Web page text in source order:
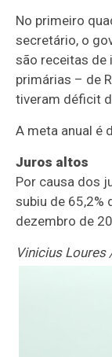
No primeiro
secretário, o
são receitas de
primárias – de
tiveram déficit
A meta anual é
Juros altos
Por causa dos
subiu de 65,2%
dezembro de
Vinicius